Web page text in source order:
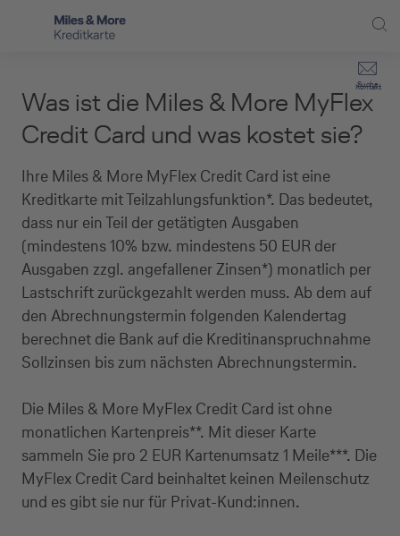
Direkt zur Suche (Enter drücken)
Kontakt
Suche
Selbstständige
Service
Schritt für Schritt zur neuen Karte
Kreditkarte empfehlen
Kreditkarten-Banking
Kreditkarte beantragen
Was ist die Miles & More MyFlex
Credit Card und was kostet sie?
Ihre Miles & More MyFlex Credit Card ist eine
Kreditkarte mit Teilzahlungsfunktion*. Das bedeutet,
dass nur ein Teil der getätigten Ausgaben
(mindestens 10% bzw. mindestens 50 EUR der
Ausgaben zzgl. angefallener Zinsen*) monatlich per
Lastschrift zurückgezahlt werden muss. Ab dem auf
den Abrechnungstermin folgenden Kalendertag
berechnet die Bank auf die Kreditinanspruchnahme
Sollzinsen bis zum nächsten Abrechnungstermin.
Die Miles & More MyFlex Credit Card ist ohne
monatlichen Kartenpreis**. Mit dieser Karte
sammeln Sie pro 2 EUR Kartenumsatz 1 Meile***. Die
MyFlex Credit Card beinhaltet keinen Meilenschutz
und es gibt sie nur für Privat-Kund:innen.